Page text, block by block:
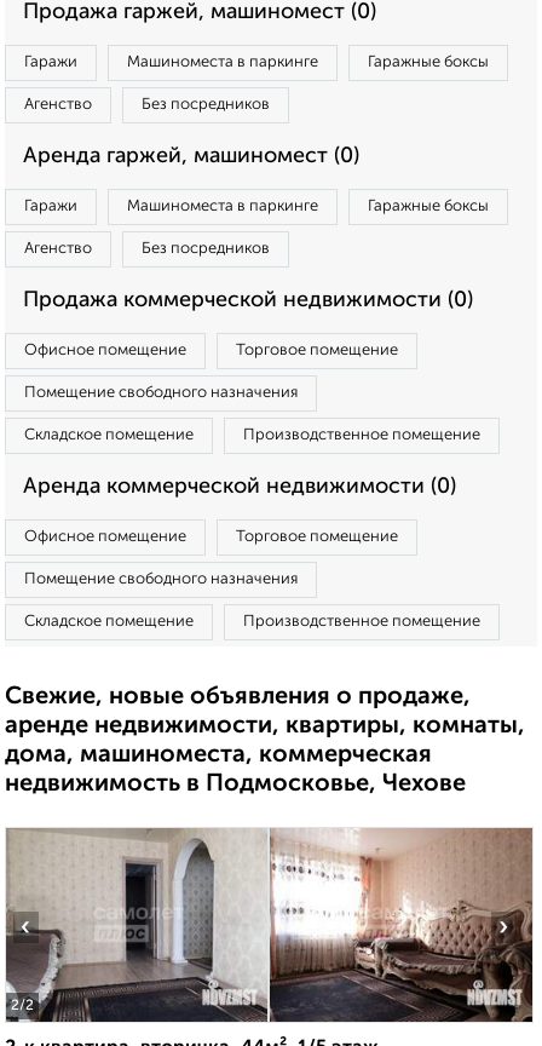
Продажа гаржей, машиномест (0)
Гаражи Машиноместа в паркинге Гаражные боксы
Агенство Без посредников
Аренда гаржей, машиномест (0)
Гаражи Машиноместа в паркинге Гаражные боксы
Агенство Без посредников
Продажа коммерческой недвижимости (0)
Офисное помещение Торговое помещение
Помещение свободного назначения
Складское помещение Производственное помещение
Аренда коммерческой недвижимости (0)
Офисное помещение Торговое помещение
Помещение свободного назначения
Складское помещение Производственное помещение
Свежие, новые объявления о продаже,
аренде недвижимости, квартиры, комнаты,
дома, машиноместа, коммерческая
недвижимость в Подмосковье, Чехове
2/2
‹ ›